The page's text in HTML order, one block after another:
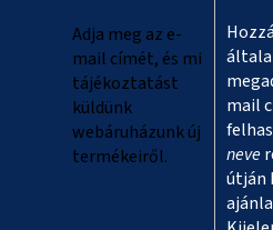
Adja meg az e-
mail címét, és mi
tájékoztatást
küldünk
webáruházunk új
termékeiről.
mail
neve
útján